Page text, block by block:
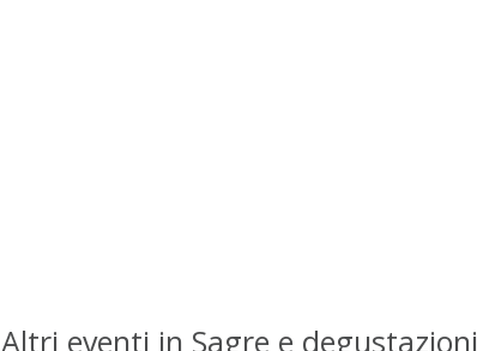
Altri eventi in Sagre e degustazioni